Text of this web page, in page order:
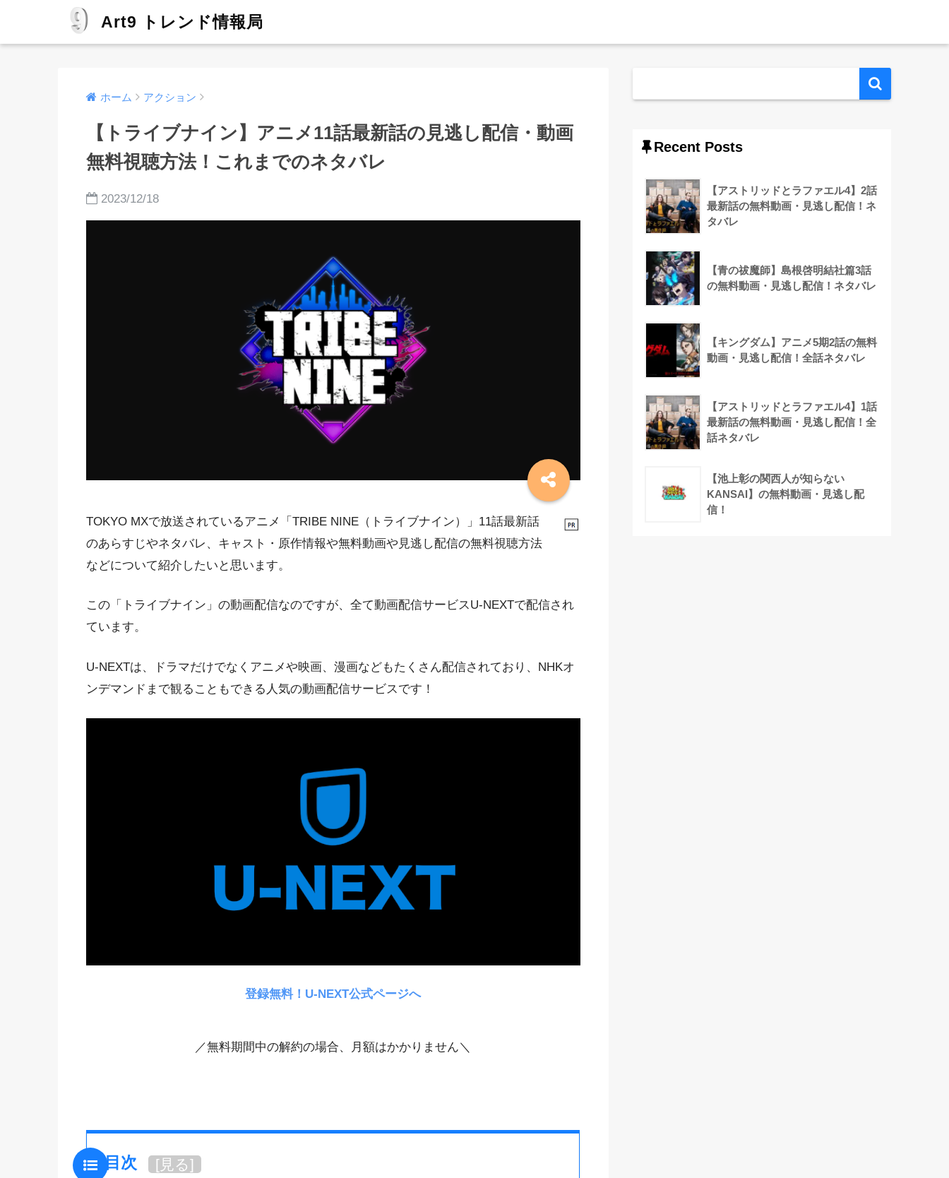
Art9 トレンド情報局
ホーム アクション
【トライブナイン】アニメ11話最新話の見逃し配信・動画
無料視聴方法！これまでのネタバレ
2023/12/18
TOKYO MXで放送されているアニメ「TRIBE NINE（トライブナイン）」11話最新話
のあらすじやネタバレ、キャスト・原作情報や無料動画や見逃し配信の無料視聴方法
などについて紹介したいと思います。
この「トライブナイン」の動画配信なのですが、全て動画配信サービスU-NEXTで配信され
ています。
U-NEXTは、ドラマだけでなくアニメや映画、漫画などもたくさん配信されており、NHKオ
ンデマンドまで観ることもできる人気の動画配信サービスです！
登録無料！U-NEXT公式ページへ
／無料期間中の解約の場合、月額はかかりません＼
目次 [見る]
Recent Posts
【アストリッドとラファエル4】2話
最新話の無料動画・見逃し配信！ネ
タバレ
【青の祓魔師】島根啓明結社篇3話
の無料動画・見逃し配信！ネタバレ
【キングダム】アニメ5期2話の無料
動画・見逃し配信！全話ネタバレ
【アストリッドとラファエル4】1話
最新話の無料動画・見逃し配信！全
話ネタバレ
【池上彰の関西人が知らない
KANSAI】の無料動画・見逃し配
信！